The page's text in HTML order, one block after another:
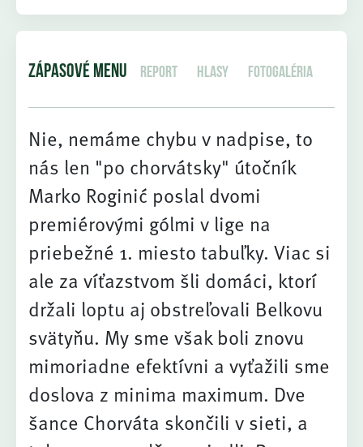
ZÁPASOVÉ MENU Report Hlasy Fotogaléria
Nie, nemáme chybu v nadpise, to
nás len "po chorvátsky" útočník
Marko Roginić poslal dvomi
premiérovými gólmi v lige na
priebežné 1. miesto tabuľky. Viac si
ale za víťazstvom šli domáci, ktorí
držali loptu aj obstreľovali Belkovu
svätyňu. My sme však boli znovu
mimoriadne efektívni a vyťažili sme
doslova z minima maximum. Dve
šance Chorváta skončili v sieti, a